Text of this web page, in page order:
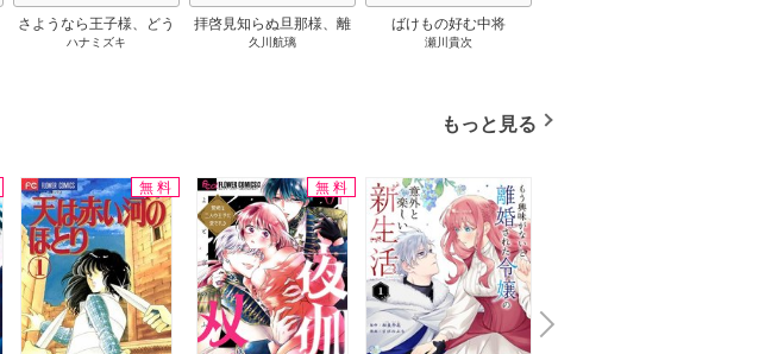
さようなら王子様、どう
か私のことは忘れてくだ
ハナミズキ
拝啓見知らぬ旦那様、離
婚していただきます
久川航璃
ばけもの好む中将
瀬川貴次
もっと見る
無料 無料
N
e
x